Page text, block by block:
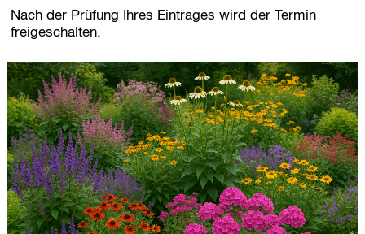
p
r
n
g
e
n
Nach der Prüfung Ihres Eintrages wird der Termin
freigeschalten.